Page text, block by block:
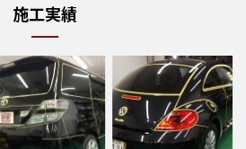
施工実績